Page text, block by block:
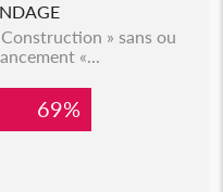
» sans ou
«...
69%